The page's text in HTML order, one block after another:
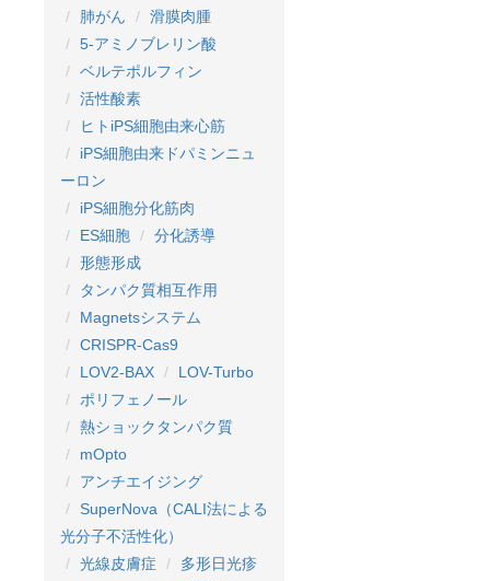
肺がん
滑膜肉腫
5-アミノブレリン酸
ベルテポルフィン
活性酸素
ヒトiPS細胞由来心筋
iPS細胞由来ドパミンニュ
ーロン
iPS細胞分化筋肉
ES細胞
分化誘導
形態形成
タンパク質相互作用
Magnetsシステム
CRISPR-Cas9
LOV2-BAX
LOV-Turbo
ポリフェノール
熱ショックタンパク質
mOpto
アンチエイジング
SuperNova（CALI法による
光分子不活性化）
光線皮膚症
多形日光疹